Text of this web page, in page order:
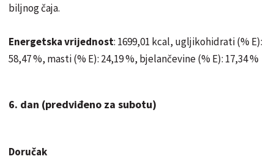
biljnog čaja.
Energetska vrijednost: 1699,01 kcal, ugljikohidrati (% E):
58,47 %, masti (% E): 24,19 %, bjelančevine (% E): 17,34 %
6. dan (predviđeno za subotu)
Doručak